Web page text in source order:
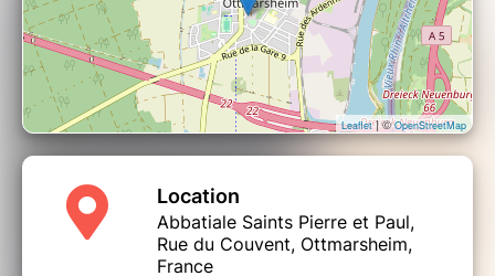
Leaflet| ©OpenStreetMap
Location
Abbatiale Saints Pierre et Paul,
Rue du Couvent, Ottmarsheim,
France